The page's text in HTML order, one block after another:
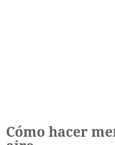
Cómo hacer